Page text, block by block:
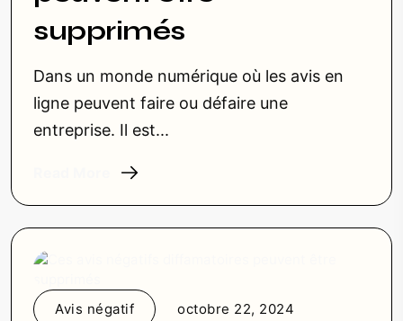
supprimés
Dans un monde numérique où les avis en
ligne peuvent faire ou défaire une
entreprise. Il est...
Avis négatif octobre 22, 2024